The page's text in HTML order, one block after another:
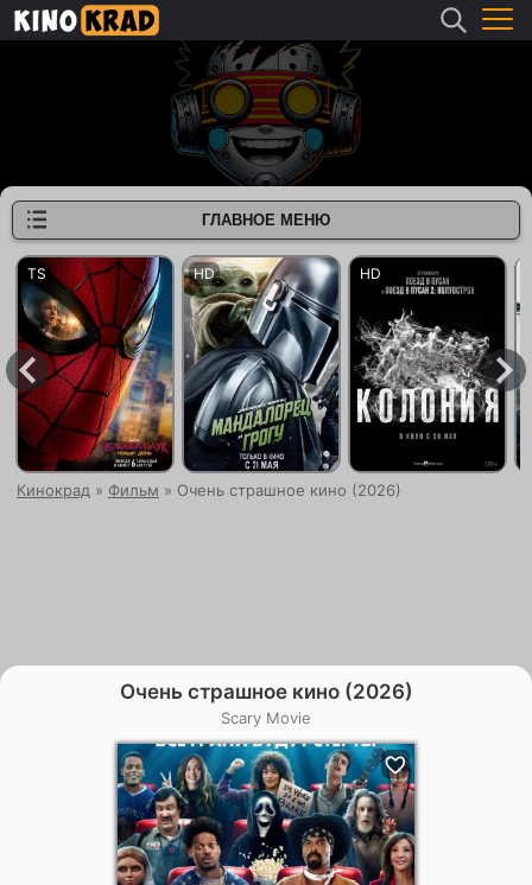
Кинокрад » Фильм » Очень страшное кино (2026)
Очень страшное кино (2026)
Scary Movie
ГЛАВНОЕ МЕНЮ